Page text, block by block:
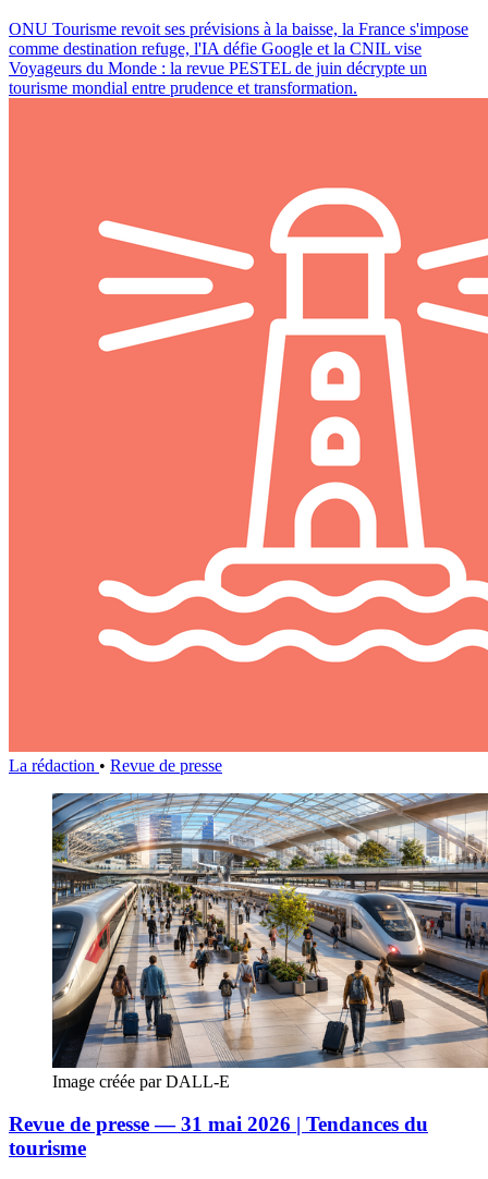
ONU Tourisme revoit ses prévisions à la baisse, la France s'impose
comme destination refuge, l'IA défie Google et la CNIL vise
Voyageurs du Monde : la revue PESTEL de juin décrypte un
tourisme mondial entre prudence et transformation.
La rédaction • Revue de presse
Image créée par DALL-E
Revue de presse — 31 mai 2026 | Tendances du
tourisme